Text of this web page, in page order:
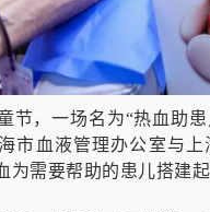
节，一场名为“热血助
市血液管理办公室与
为需要帮助的患儿搭建